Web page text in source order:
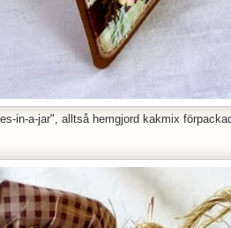
in-a-jar", alltså hemgjord kakmix